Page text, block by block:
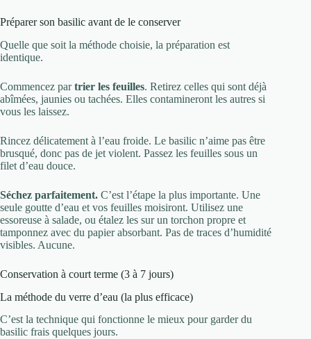
Préparer son basilic avant de le conserver
Quelle que soit la méthode choisie, la préparation est
identique.
Commencez partrier les feuilles. Retirez celles qui sont déjà
abîmées, jaunies ou tachées. Elles contamineront les autres si
vous les laissez.
Rincez délicatement à l’eau froide. Le basilic n’aime pas être
brusqué, donc pas de jet violent. Passez les feuilles sous un
filet d’eau douce.
Séchez parfaitement. C’est l’étape la plus importante. Une
seule goutte d’eau et vos feuilles moisiront. Utilisez une
essoreuse à salade, ou étalez les sur un torchon propre et
tamponnez avec du papier absorbant. Pas de traces d’humidité
visibles. Aucune.
Conservation à court terme (3 à 7 jours)
La méthode du verre d’eau (la plus efficace)
C’est la technique qui fonctionne le mieux pour garder du
basilic frais quelques jours.